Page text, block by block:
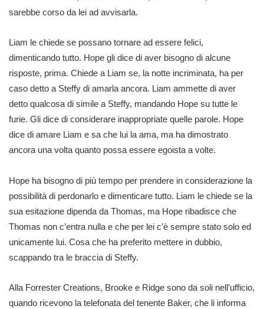
sarebbe corso da lei ad avvisarla.
Liam le chiede se possano tornare ad essere felici,
dimenticando tutto. Hope gli dice di aver bisogno di alcune
risposte, prima. Chiede a Liam se, la notte incriminata, ha per
caso detto a Steffy di amarla ancora. Liam ammette di aver
detto qualcosa di simile a Steffy, mandando Hope su tutte le
furie. Gli dice di considerare inappropriate quelle parole. Hope
dice di amare Liam e sa che lui la ama, ma ha dimostrato
ancora una volta quanto possa essere egoista a volte.
Hope ha bisogno di più tempo per prendere in considerazione la
possibilità di perdonarlo e dimenticare tutto. Liam le chiede se la
sua esitazione dipenda da Thomas, ma Hope ribadisce che
Thomas non c’entra nulla e che per lei c’è sempre stato solo ed
unicamente lui. Cosa che ha preferito mettere in dubbio,
scappando tra le braccia di Steffy.
Alla Forrester Creations, Brooke e Ridge sono da soli nell’ufficio,
quando ricevono la telefonata del tenente Baker, che li informa